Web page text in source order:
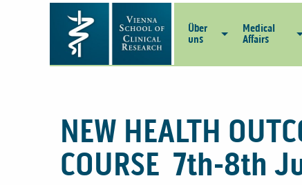
Über
uns
Medical
Affairs
NEW HEALTH
COURSE 7th-8th